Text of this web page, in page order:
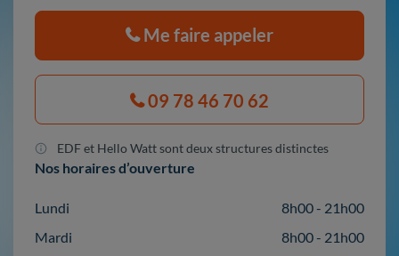
Me faire appeler
09 78 46 70 62
EDF et Hello Watt sont deux structures distinctes
Nos horaires d’ouverture
Lundi
8h00 - 21h00
Mardi
8h00 - 21h00